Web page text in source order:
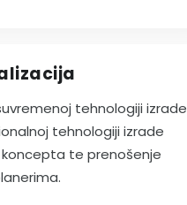
tehnologiji izrade
tehnologiji izrade
te prenošenje